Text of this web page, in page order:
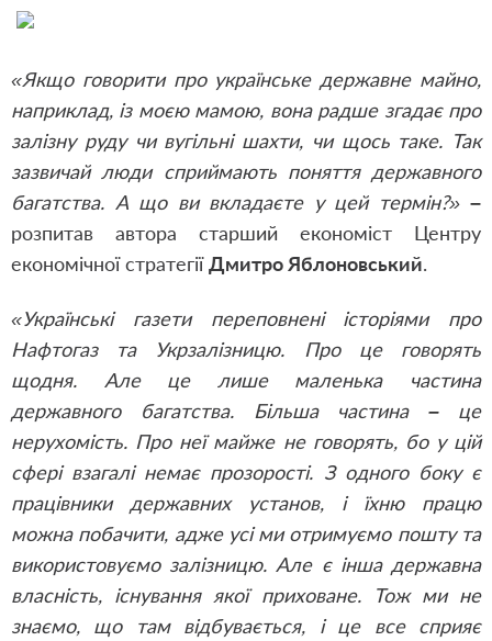
«Якщо говорити про українське державне майно,
наприклад, із моєю мамою, вона радше згадає про
залізну руду чи вугільні шахти, чи щось таке. Так
зазвичай люди сприймають поняття державного
багатства. А що ви вкладаєте у цей термін?» –
розпитав автора старший економіст Центру
економічної стратегіїДмитро Яблоновський.
«Українські газети переповнені історіями про
Нафтогаз та Укрзалізницю. Про це говорять
щодня. Але це лише маленька частина
державного багатства. Більша частина– це
нерухомість. Про неї майже не говорять, бо у цій
сфері взагалі немає прозорості. З одного боку є
працівники державних установ, і їхню працю
можна побачити, адже усі ми отримуємо пошту та
використовуємо залізницю. Але є інша державна
власність, існування якої приховане. Тож ми не
знаємо, що там відбувається, і це все сприяє